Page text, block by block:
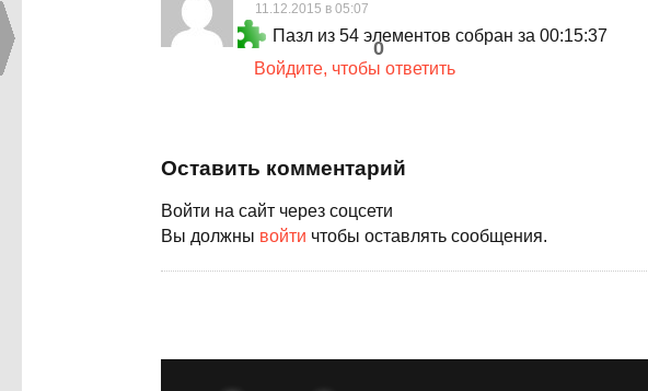
11.12.2015 в 05:07
Пазл из 54 элементов собран за 00:15:37
0
Войдите, чтобы ответить
Оставить комментарий
Войти на сайт через соцсети
Вы должны войти чтобы оставлять сообщения.